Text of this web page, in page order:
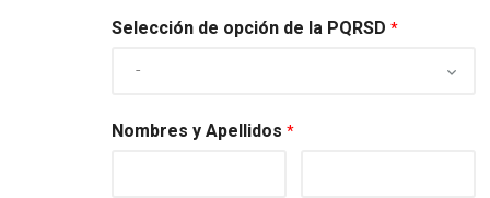
Selección de opción de la PQRSD *
Nombres y Apellidos *